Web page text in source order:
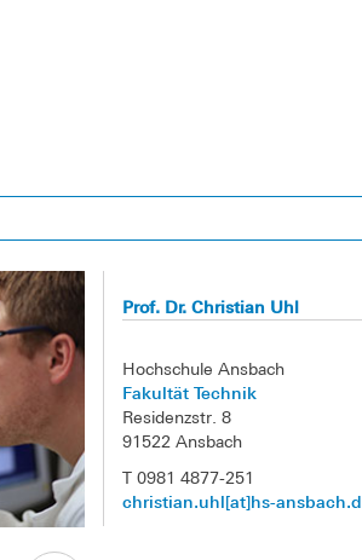
Prof. Dr. Christian Uhl
Hochschule Ansbach
Fakultät Technik
Residenzstr. 8
91522 Ansbach
T 0981 4877-251
christian.uhl[at]hs-